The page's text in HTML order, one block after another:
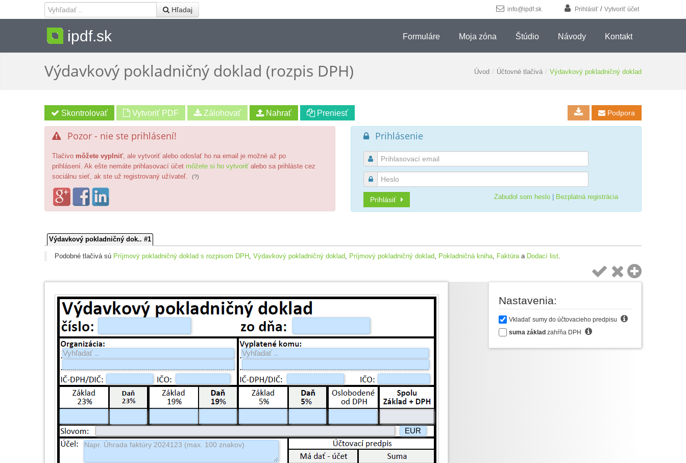
 Hľadaj info@ipdf.sk Prihlásiť/ Vytvoriť účet
ipdf.sk Formuláre Moja zóna Štúdio Návody Kontakt
Výdavkový pokladničný doklad (rozpis DPH) Úvod / Účtovné tlačivá / Výdavkový pokladničný doklad
Vytvoriť PDF  Podpora
 Pozor - nie ste prihlásení!
Tlačivo môžete vyplniť, ale vytvoriť alebo odoslať ho na email je možné až po
prihlásení. Ak ešte nemáte prihlasovací účet môžete si ho vytvoriť alebo sa prihláste cez
sociálnu sieť, ak ste už registrovaný užívateľ.
(?)
 Prihlásenie


Prihlásiť Zabudol som heslo| Bezplatná registrácia
Výdavkový pokladničný dok.. #1
Podobné tlačivá sú Príjmový pokladničný doklad s rozpisom DPH , Výdavkový pokladničný doklad, Príjmový pokladničný doklad, Pokladničná kniha, Faktúraa Dodací list.



Nastavenia:
Vkladať sumy do účtovacieho predpisu 
suma základ zahŕňa DPH 